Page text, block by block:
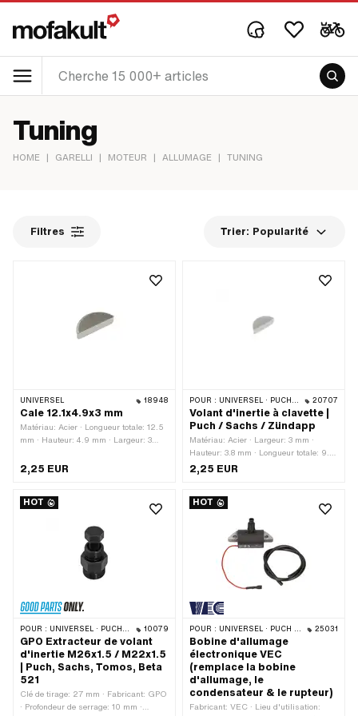
Tuning
HOME | GARELLI | MOTEUR | ALLUMAGE | TUNING
Filtres Trier: Popularité
UNIVERSEL 18948
Cale 12.1x4.9x3 mm
Matériau: Acier · Longueur totale: 12.5
mm · Hauteur: 4.9 mm · Largeur: 3
2,25 EUR
POUR : UNIVERSEL · PUCH · SACHS · ZÜNDAPP BELMONDO · HERCULES · ZÜNDAPP 20707
Volant d'inertie à clavette |
Puch / Sachs / Zündapp
Matériau: Acier · Largeur: 3 mm ·
Hauteur: 3.8 mm · Longueur totale: 9.3
mm
2,25 EUR
HOT
POUR : UNIVERSEL · PUCH · SACHS · PONY / CILO (BÊTA 521 & 512) · ZÜNDAPP BELMONDO · TOMOS · DKW · HERCULES · KREIDLER · ZÜNDAPP · KTM · RIXE 10079
GPO Extracteur de volant
d'inertie M26x1.5 / M22x1.5
| Puch, Sachs, Tomos, Beta
521
Clé de tirage: 27 mm · Fabricant: GPO
· Profondeur de serrage: 10 mm ·
HOT
POUR : UNIVERSEL · PUCH · SACHS · ZÜNDAPP BELMONDO 25031
Bobine d'allumage
électronique VEC
(remplace la bobine
d'allumage, le
condensateur & le rupteur)
Fabricant: VEC · Lieu d'utilisation: